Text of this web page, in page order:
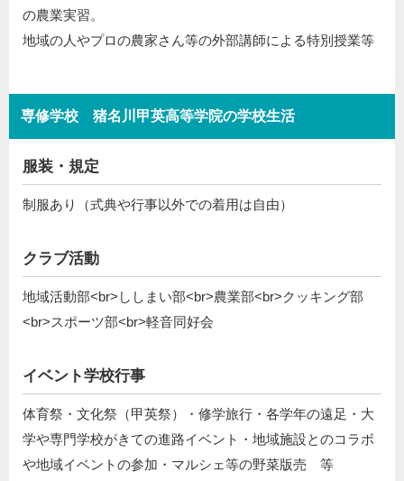
の農業実習。
地域の人やプロの農家さん等の外部講師による特別授業等
専修学校 猪名川甲英高等学院の学校生活
服装・規定
制服あり（式典や行事以外での着用は自由）
クラブ活動
地域活動部<br>ししまい部<br>農業部<br>クッキング部
<br>スポーツ部<br>軽音同好会
イベント学校行事
体育祭・文化祭（甲英祭）・修学旅行・各学年の遠足・大
学や専門学校がきての進路イベント・地域施設とのコラボ
や地域イベントの参加・マルシェ等の野菜版売 等